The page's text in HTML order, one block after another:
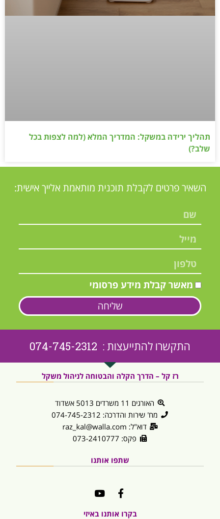
תהליך ירידה במשקל: המדריך המלא (למה לצפות בכל
שלב?)
השאיר פרטים לקבלת תוכנית מותאמת אלייך אישית:
מאשר קבלת מידע פרסומי
שליחה
התקשרו להתייעצות : 074-745-2312
רז קל – הדרך הקלה והבטוחה לניהול משקל
האורגים 11 משרדים 5013 אשדוד
מח' שירות והדרכה: 074-745-2312
דוא"ל: raz_kal@walla.com
פקס: 073-2410777
שתפו אותנו
בקרו אותנו באיזי